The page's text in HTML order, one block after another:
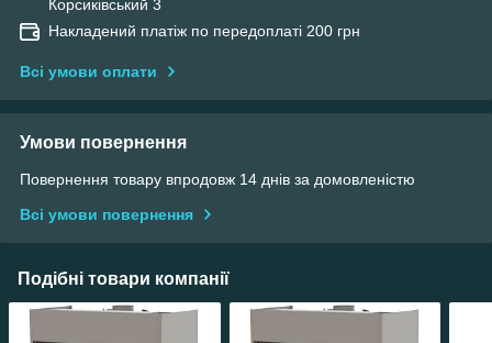
Корсиківський 3
Накладений платіж по передоплаті 200 грн
Всі умови оплати
Умови повернення
Повернення товару впродовж 14 днів за домовленістю
Всі умови повернення
Подібні товари компанії